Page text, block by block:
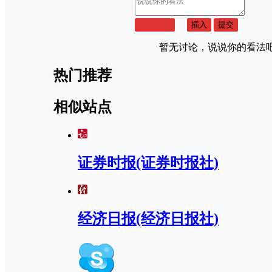
插入 提交
暂无讨论，说说你的看法
热门推荐
相似站点
证券时报(证券时报社)
经济日报(经济日报社)